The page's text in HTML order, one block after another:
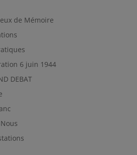
de Mémoire
6 juin 1944
DEBAT